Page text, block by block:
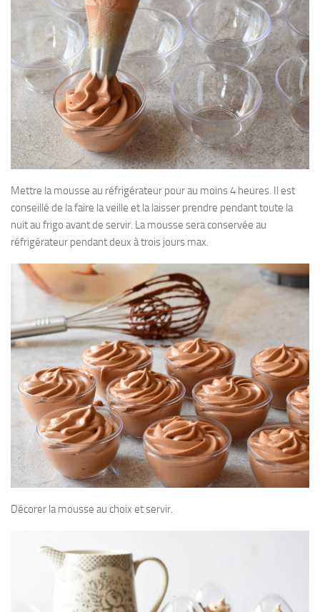
Mettre la mousse au réfrigérateur pour au moins 4 heures. Il est
conseillé de la faire la veille et la laisser prendre pendant toute la
nuit au frigo avant de servir. La mousse sera conservée au
réfrigérateur pendant deux à trois jours max.
Décorer la mousse au choix et servir.